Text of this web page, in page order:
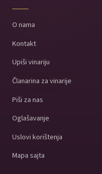
O nama
Kontakt
Upiši vinariju
Članarina za vinarije
Piši za nas
Oglašavanje
Uslovi korištenja
Mapa sajta